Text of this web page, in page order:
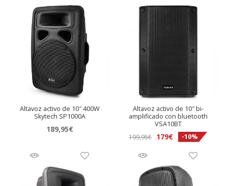
era:
189,95€.
es:
179€.
era:
139,95€.
es:
129€.
Altavoz activo de 10″ 400W
Skytech SP1000A
189,95€
Altavoz activo de 10″ bi-
amplificado con bluetooth
VSA10BT
199,95€ El
era:
199,95€.
179€El
actual
es:
179€.
-10%